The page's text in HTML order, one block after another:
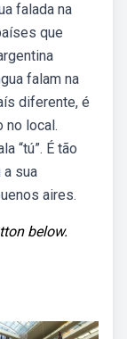
falada na
que
falam na
diferente, é
no local.
“tú”. É tão
a sua
aires.
below.